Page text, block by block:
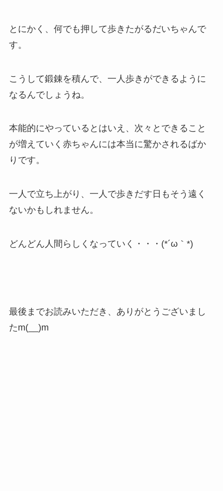
とにかく、何でも押して歩きたがるだいちゃんで
す。
こうして鍛錬を積んで、一人歩きができるように
なるんでしょうね。
本能的にやっているとはいえ、次々とできること
が増えていく赤ちゃんには本当に驚かされるばか
りです。
一人で立ち上がり、一人で歩きだす日もそう遠く
ないかもしれません。
どんどん人間らしくなっていく・・・(*´ω｀*)
最後までお読みいただき、ありがとうございまし
たm(__)m